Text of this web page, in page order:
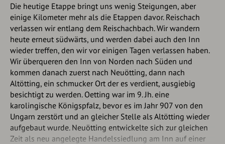
Die heutige Etappe bringt uns wenig Steigungen, aber
einige Kilometer mehr als die Etappen davor. Reischach
verlassen wir entlang dem Reischachbach. Wir wandern
heute erneut südwärts, und werden dabei auch den Inn
wieder treffen, den wir vor einigen Tagen verlassen haben.
Wir überqueren den Inn von Norden nach Süden und
kommen danach zuerst nach Neuötting, dann nach
Altötting, ein schmucker Ort der es verdient, ausgiebig
besichtigt zu werden. Oetting war im 9. Jh. eine
karolingische Königspfalz, bevor es im Jahr 907 von den
Ungarn zerstört und an gleicher Stelle als Altötting wieder
aufgebaut wurde. Neuötting entwickelte sich zur gleichen
Zeit als neu angelegte Handelssiedlung am Inn auf einer